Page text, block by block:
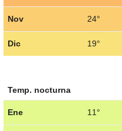
Nov 24°
Dic 19°
Temp. nocturna
Ene 11°